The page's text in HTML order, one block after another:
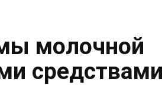
молочной
средствами